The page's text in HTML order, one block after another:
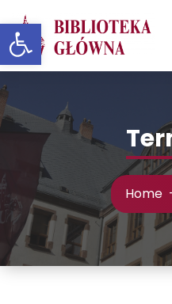
Otwórz
to
Content
Home